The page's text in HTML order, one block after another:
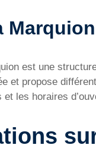
est une
et propose
les horaires